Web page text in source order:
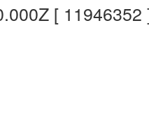
[ 11946352